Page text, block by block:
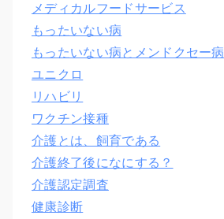
メディカルフードサービス
もったいない病
もったいない病とメンドクセー病
ユニクロ
リハビリ
ワクチン接種
介護とは、飼育である
介護終了後になにする？
介護認定調査
健康診断